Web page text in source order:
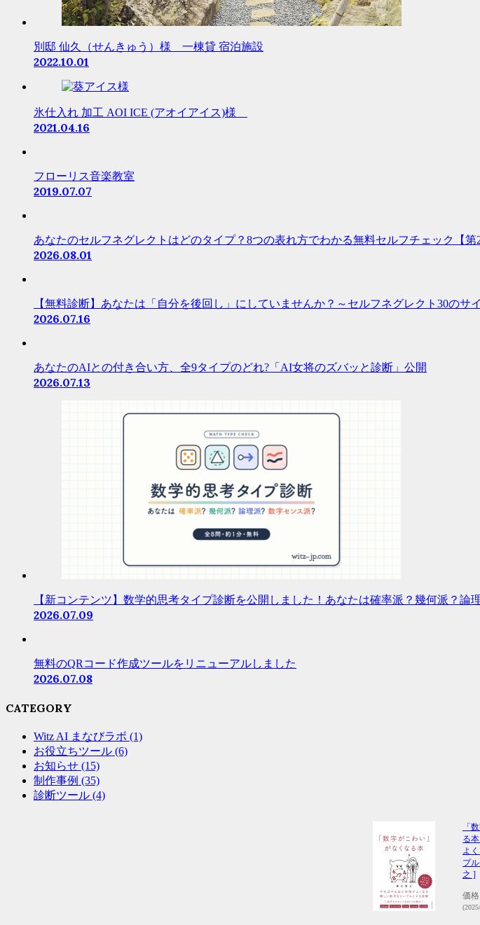
別邸 仙久（せんきゅう）様 一棟貸 宿泊施設
2022.10.01
氷仕入れ 加工 AOI ICE (アオイアイス)様
2021.04.16
フローリス音楽教室
2019.07.07
あなたのセルフネグレクトはどのタイプ？8つの表れ方でわかる無料セルフチェック【第2
2026.08.01
【無料診断】あなたは「自分を後回し」にしていませんか？～セルフネグレクト30のサ
2026.07.16
あなたのAIとの付き合い方、全9タイプのどれ?「AI女将のズバッと診断」公開
2026.07.13
【新コンテンツ】数学的思考タイプ診断を公開しました！あなたは確率派？幾何派？論
2026.07.09
無料のQRコード作成ツールをリニューアルしました
2026.07.08
CATEGORY
Witz AI まなびラボ (1)
お役立ちツール (6)
お知らせ (15)
制作事例 (35)
診断ツール (4)
「
る
よ
プ
之 ]
価